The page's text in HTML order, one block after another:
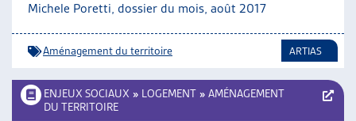
Michele Poretti, dossier du mois, août 2017
Aménagement du territoire ARTIAS
ENJEUX SOCIAUX » LOGEMENT » AMÉNAGEMENT
DU TERRITOIRE